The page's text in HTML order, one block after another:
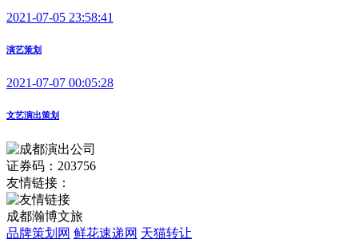
2021-07-05 23:58:41
演艺策划
2021-07-07 00:05:28
文艺演出策划
证券码：203756
友情链接：
成都瀚博文旅
品牌策划网 鲜花速递网 天猫转让